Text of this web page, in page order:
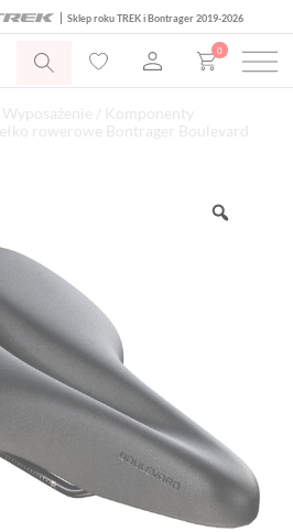
Sklep roku TREK i Bontrager 2019-2026
0
Wyposażenie
Komponenty
rowerowe Bontrager Boulevard